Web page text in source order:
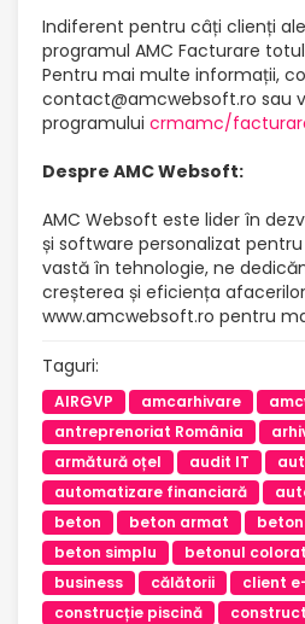
Indiferent pentru câți clienți
programul AMC Facturare
Pentru mai multe informații,
contact@amcwebsoft.ro sau
programului crmamc/
Despre AMC Websoft:
AMC Websoft este lider în
și software personalizat
vastă în tehnologie, ne
creșterea și eficiența
www.amcwebsoft.ro pentru
Taguri:
AIRGVP amcarhivare
antreprenoriat România
armătură oțel
audit IT
automatizare financiară
beton
beton armat
beton simplu
betonul colorat
business
călătorii client
construcție piscină